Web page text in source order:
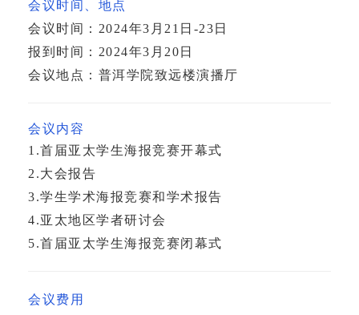
会议时间、地点
会议时间：2024年3月21日-23日
报到时间：2024年3月20日
会议地点：普洱学院致远楼演播厅
会议内容
1.首届亚太学生海报竞赛开幕式
2.大会报告
3.学生学术海报竞赛和学术报告
4.亚太地区学者研讨会
5.首届亚太学生海报竞赛闭幕式
会议费用